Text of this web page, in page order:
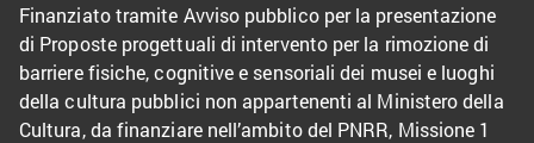
Finanziato tramite Avviso pubblico per la presentazione
di Proposte progettuali di intervento per la rimozione di
barriere fisiche, cognitive e sensoriali dei musei e luoghi
della cultura pubblici non appartenenti al Ministero della
Cultura, da finanziare nell’ambito del PNRR, Missione 1